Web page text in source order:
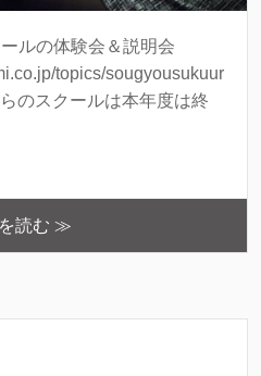
ルの体験会＆説明会
topics/sougyousukuur
のスクールは本年度は終
読む ≫